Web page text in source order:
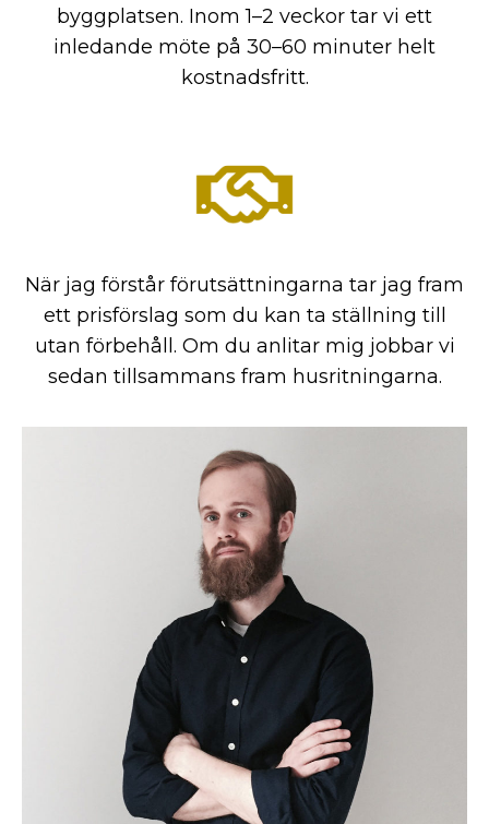
byggplatsen. Inom 1–2 veckor tar vi ett
inledande möte på 30–60 minuter helt
kostnadsfritt.
När jag förstår förutsättningarna tar jag fram
ett prisförslag som du kan ta ställning till
utan förbehåll. Om du anlitar mig jobbar vi
sedan tillsammans fram husritningarna.